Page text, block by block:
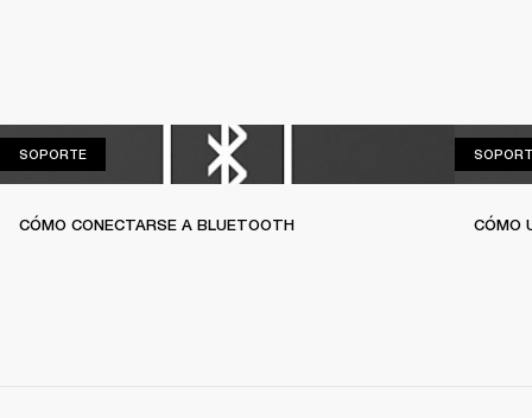
SOPORTESOPORTE
CÓMO CONECTARSE A BLUETOOTH CÓMO